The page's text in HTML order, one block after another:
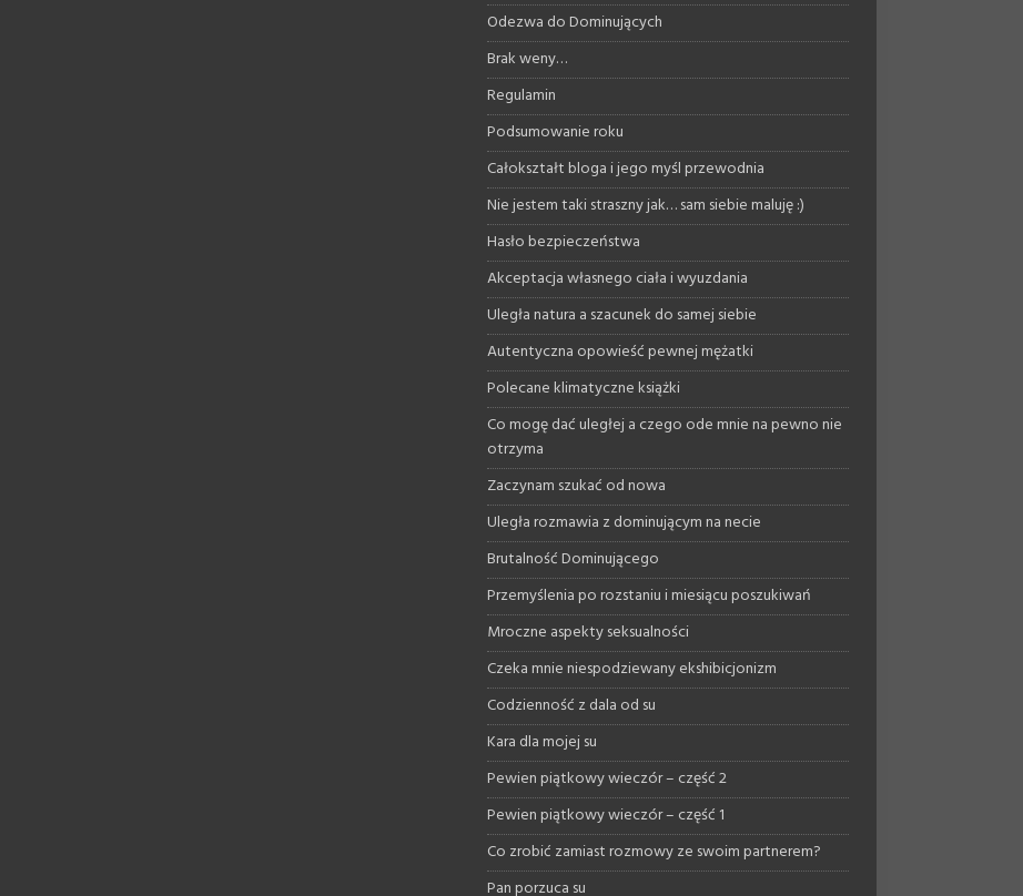
Odezwa do Dominujących
Brak weny…
Regulamin
Podsumowanie roku
Całokształt bloga i jego myśl przewodnia
Nie jestem taki straszny jak… sam siebie maluję :)
Hasło bezpieczeństwa
Akceptacja własnego ciała i wyuzdania
Uległa natura a szacunek do samej siebie
Autentyczna opowieść pewnej mężatki
Polecane klimatyczne książki
Co mogę dać uległej a czego ode mnie na pewno nie
otrzyma
Zaczynam szukać od nowa
Uległa rozmawia z dominującym na necie
Brutalność Dominującego
Przemyślenia po rozstaniu i miesiącu poszukiwań
Mroczne aspekty seksualności
Czeka mnie niespodziewany ekshibicjonizm
Codzienność z dala od su
Kara dla mojej su
Pewien piątkowy wieczór – część 2
Pewien piątkowy wieczór – część 1
Co zrobić zamiast rozmowy ze swoim partnerem?
Pan porzuca su